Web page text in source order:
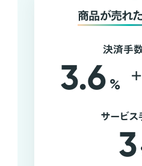
商品が売れ
決済手
3.6 % +
サービ
3